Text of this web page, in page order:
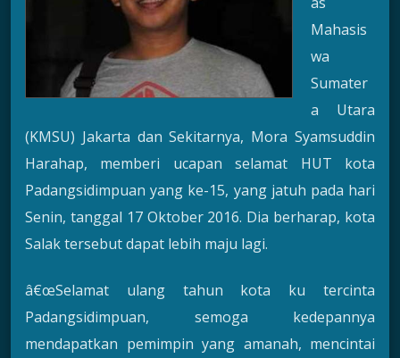
Mahasis
wa
Sumater
a Utara
(KMSU) Jakarta dan Sekitarnya, Mora Syamsuddin
Harahap, memberi ucapan selamat HUT kota
Padangsidimpuan yang ke-15, yang jatuh pada hari
Senin, tanggal 17 Oktober 2016. Dia berharap, kota
Salak tersebut dapat lebih maju lagi.
â€œSelamat ulang tahun kota ku tercinta
Padangsidimpuan, semoga kedepannya
mendapatkan pemimpin yang amanah, mencintai